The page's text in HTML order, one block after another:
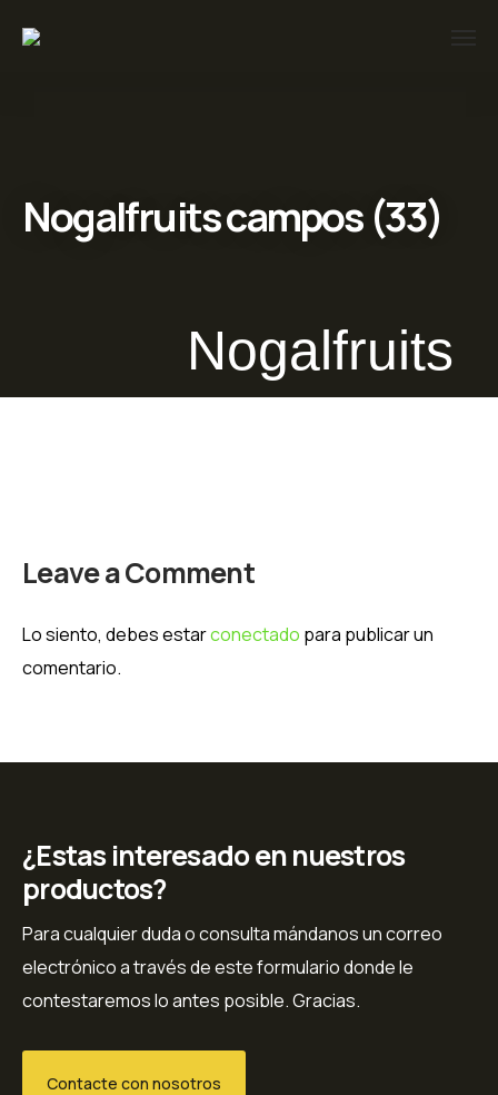
Nogalfruits campos (33)
Nogalfruits
Leave a Comment
Lo siento, debes estarconectado para publicar un
comentario.
¿Estas interesado en nuestros
productos?
Para cualquier duda o consulta mándanos un correo
electrónico a través de este formulario donde le
contestaremos lo antes posible. Gracias.
Contacte con nosotros